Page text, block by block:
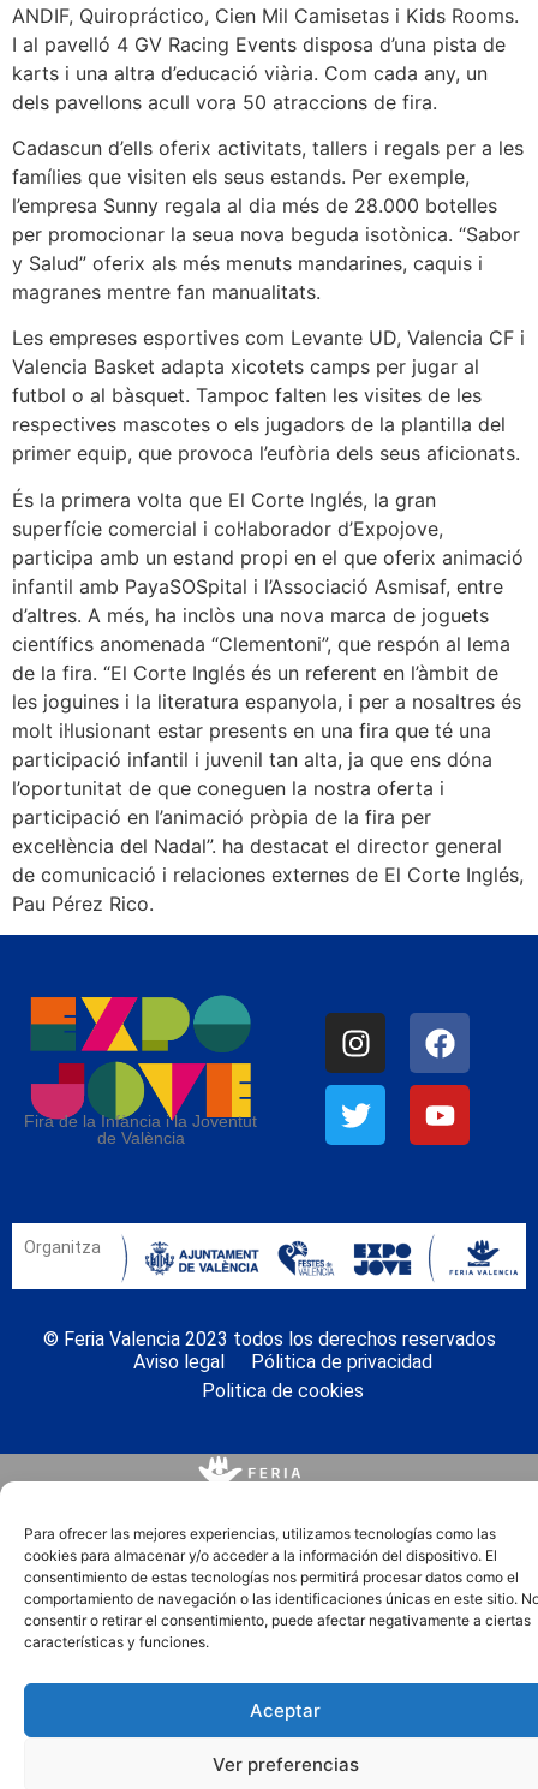
Para ofrecer las mejores experiencias, utilizamos tecnologías como las
cookies para almacenar y/o acceder a la información del dispositivo. El
consentimiento de estas tecnologías nos permitirá procesar datos como el
comportamiento de navegación o las identificaciones únicas en este sitio.
consentir o retirar el consentimiento, puede afectar negativamente a ciertas
características y funciones.
Aceptar
Ver preferencias
ANDIF, Quiropráctico, Cien Mil Camisetas i Kids Rooms.
I al pavelló 4 GV Racing Events disposa d’una pista de
karts i una altra d’educació viària. Com cada any, un
dels pavellons acull vora 50 atraccions de fira.
Cadascun d’ells oferix activitats, tallers i regals per a les
famílies que visiten els seus estands. Per exemple,
l’empresa Sunny regala al dia més de 28.000 botelles
per promocionar la seua nova beguda isotònica. “Sabor
y Salud” oferix als més menuts mandarines, caquis i
magranes mentre fan manualitats.
Les empreses esportives com Levante UD, Valencia CF i
Valencia Basket adapta xicotets camps per jugar al
futbol o al bàsquet. Tampoc falten les visites de les
respectives mascotes o els jugadors de la plantilla del
primer equip, que provoca l’eufòria dels seus aficionats.
És la primera volta que El Corte Inglés, la gran
superfície comercial i col·laborador d’Expojove,
participa amb un estand propi en el que oferix animació
infantil amb PayaSOSpital i l’Associació Asmisaf, entre
d’altres. A més, ha inclòs una nova marca de joguets
científics anomenada “Clementoni”, que respón al lema
de la fira. “El Corte Inglés és un referent en l’àmbit de
les joguines i la literatura espanyola, i per a nosaltres és
molt il·lusionant estar presents en una fira que té una
participació infantil i juvenil tan alta, ja que ens dóna
l’oportunitat de que coneguen la nostra oferta i
participació en l’animació pròpia de la fira per
excel·lència del Nadal”. ha destacat el director general
de comunicació i relaciones externes de El Corte Inglés,
Pau Pérez Rico.
Fira de la Infància i la Joventut
de València
Organitza
© Feria Valencia 2023 todos los derechos reservados
Aviso legal
Pólitica de privacidad
Politica de cookies